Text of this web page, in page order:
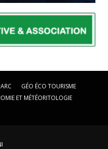
GÉO ÉCO TOURISME
ET MÉTÉORITOLOGIE